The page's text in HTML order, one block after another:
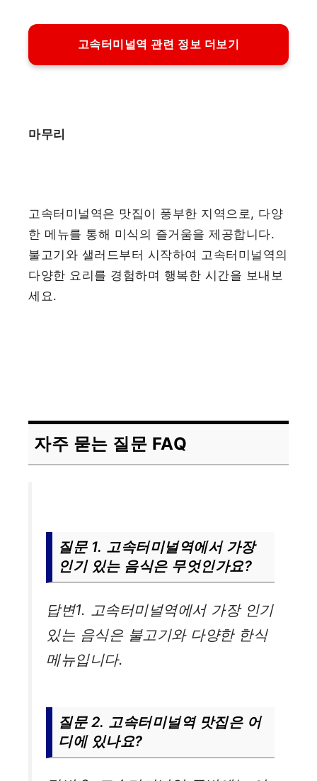
고속터미널역 관련 정보 더보기
마무리
고속터미널역은 맛집이 풍부한 지역으로, 다양
한 메뉴를 통해 미식의 즐거움을 제공합니다.
불고기와 샐러드부터 시작하여 고속터미널역의
다양한 요리를 경험하며 행복한 시간을 보내보
세요.
자주 묻는 질문 FAQ
질문 1. 고속터미널역에서 가장
인기 있는 음식은 무엇인가요?
답변1. 고속터미널역에서 가장 인기
있는 음식은 불고기와 다양한 한식
메뉴입니다.
질문 2. 고속터미널역 맛집은 어
디에 있나요?